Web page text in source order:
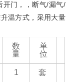
开门，，断气/漏气/
温方式，采用大量
数
量
单
位
1 套